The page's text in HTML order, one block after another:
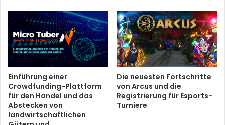
Einführung einer
Crowdfunding-Plattform
für den Handel und das
Abstecken von
landwirtschaftlichen
Die neuesten Fortschritte
von Arcus und die
Registrierung für Esports-
Turniere